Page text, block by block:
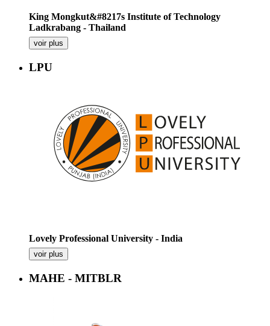
King Mongkut&#8217s Institute of Technology
Ladkrabang - Thailand
voir plus
LPU
Lovely Professional University - India
voir plus
MAHE - MITBLR